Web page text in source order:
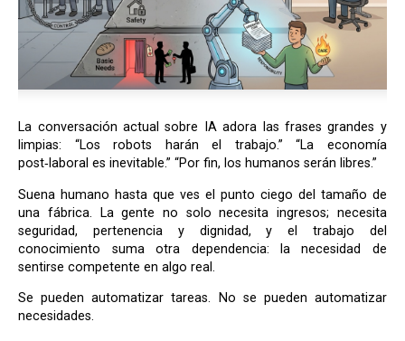
La conversación actual sobre IA adora las frases grandes y
limpias: “Los robots harán el trabajo.” “La economía
post‑laboral es inevitable.” “Por fin, los humanos serán libres.”
Suena humano hasta que ves el punto ciego del tamaño de
una fábrica. La gente no solo necesita ingresos; necesita
seguridad, pertenencia y dignidad, y el trabajo del
conocimiento suma otra dependencia: la necesidad de
sentirse competente en algo real.
Se pueden automatizar tareas. No se pueden automatizar
necesidades.